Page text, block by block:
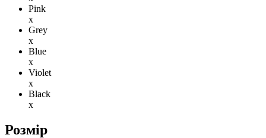
Pink
x
Grey
x
Blue
x
Violet
x
Black
x
Розмір